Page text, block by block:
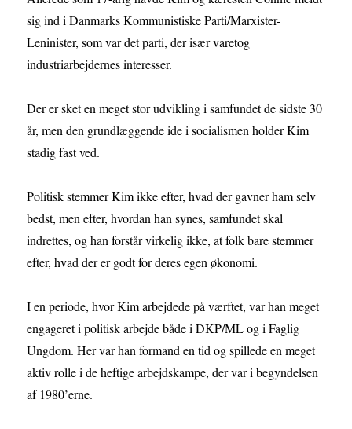
sig ind i Danmarks Kommunistiske Parti/Marxister-
Leninister, som var det parti, der især varetog
industriarbejdernes interesser.
Der er sket en meget stor udvikling i samfundet de sidste 30
år, men den grundlæggende ide i socialismen holder Kim
stadig fast ved.
Politisk stemmer Kim ikke efter, hvad der gavner ham selv
bedst, men efter, hvordan han synes, samfundet skal
indrettes, og han forstår virkelig ikke, at folk bare stemmer
efter, hvad der er godt for deres egen økonomi.
I en periode, hvor Kim arbejdede på værftet, var han meget
engageret i politisk arbejde både i DKP/ML og i Faglig
Ungdom. Her var han formand en tid og spillede en meget
aktiv rolle i de heftige arbejdskampe, der var i begyndelsen
af 1980’erne.